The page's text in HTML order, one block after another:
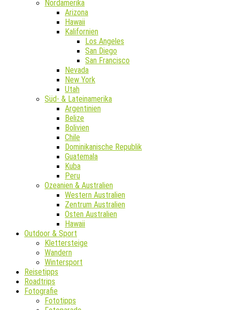
Nordamerika
Arizona
Hawaii
Kalifornien
Los Angeles
San Diego
San Francisco
Nevada
New York
Utah
Süd- & Lateinamerika
Argentinien
Belize
Bolivien
Chile
Dominikanische Republik
Guatemala
Kuba
Peru
Ozeanien & Australien
Western Australien
Zentrum Australien
Osten Australien
Hawaii
Outdoor & Sport
Klettersteige
Wandern
Wintersport
Reisetipps
Roadtrips
Fotografie
Fototipps